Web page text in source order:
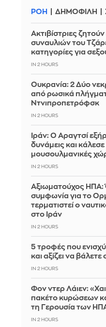
ΡΟΗ ΔΗΜΟΦΙΛΗ
Ακτιβίστριες
συναυλιών του
κατηγορίες για
IN 2 HOURS
Ουκρανία: 2 Δύο
από ρωσικά
Ντνιπροπετρόφσκ
IN 2 HOURS
Ιράν: Ο Αραγτσί
δυνάμεις και κάλεσε
μουσουλμανικές
IN 2 HOURS
Αξιωματούχος ΗΠΑ:
συμφωνία για το
τερματιστεί ο
στο Ιράν
IN 2 HOURS
5 τροφές που
και αξίζει να
IN 2 HOURS
Φον ντερ Λάιεν:
πακέτο κυρώσεων
τη Γερουσία των
IN 2 HOURS